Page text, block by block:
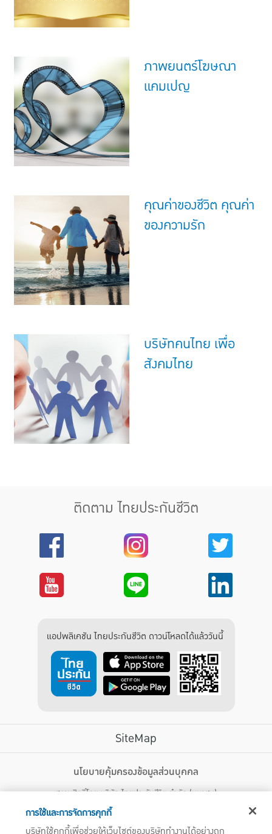
ภาพยนตร์โฆษณา
แคมเปญ
คุณค่าของชีวิต คุณค่า
ของความรัก
บริษัทคนไทย เพื่อ
สังคมไทย
ติดตาม ไทยประกันชีวิต
แอปพลิเคชัน ไทยประกันชีวิต ดาวน์โหลดได้แล้ววันนี้
SiteMap
ไทยประกันชีวิต HEALTH CARE SOLUTIONS
สิทธิพิเศษ
แอปพลิเคชัน ไทยประกันชีวิต
นโยบายคุ้มครองข้อมูลส่วนบุคคล
สงวนสิทธิ์โดย บริษัท ไทยประกันชีวิต จำกัด (มหาชน)
123 ถนน รัชดาภิเษก แขวงดินแดง เขตดินแดง กรุงเทพฯ 10400 โทรศัพท์ 02-
การใช้และการจัดการคุกกี้
บริษัทใช้คุกกี้เพื่อช่วยให้เว็บไซต์ของบริษัททำงานได้อย่างถูก